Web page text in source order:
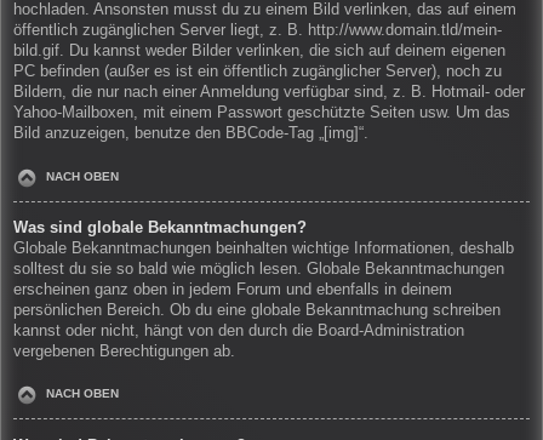
hochladen. Ansonsten musst du zu einem Bild verlinken, das auf einem
öffentlich zugänglichen Server liegt, z. B. http://www.domain.tld/mein-
bild.gif. Du kannst weder Bilder verlinken, die sich auf deinem eigenen
PC befinden (außer es ist ein öffentlich zugänglicher Server), noch zu
Bildern, die nur nach einer Anmeldung verfügbar sind, z. B. Hotmail- oder
Yahoo-Mailboxen, mit einem Passwort geschützte Seiten usw. Um das
Bild anzuzeigen, benutze den BBCode-Tag „[img]“.
NACH OBEN
Was sind globale Bekanntmachungen?
Globale Bekanntmachungen beinhalten wichtige Informationen, deshalb
solltest du sie so bald wie möglich lesen. Globale Bekanntmachungen
erscheinen ganz oben in jedem Forum und ebenfalls in deinem
persönlichen Bereich. Ob du eine globale Bekanntmachung schreiben
kannst oder nicht, hängt von den durch die Board-Administration
vergebenen Berechtigungen ab.
NACH OBEN